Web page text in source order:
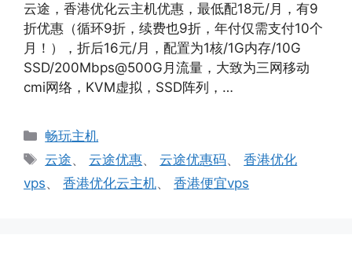
云途，香港优化云主机优惠，最低配18元/月，有9
折优惠（循环9折，续费也9折，年付仅需支付10个
月！），折后16元/月，配置为1核/1G内存/10G
SSD/200Mbps@500G月流量，大致为三网移动
cmi网络，KVM虚拟，SSD阵列，…
分
类
畅玩主机
标
云途、 云途优惠、 云途优惠码、香港优化
vps、 香港优化云主机、 香港便宜vps